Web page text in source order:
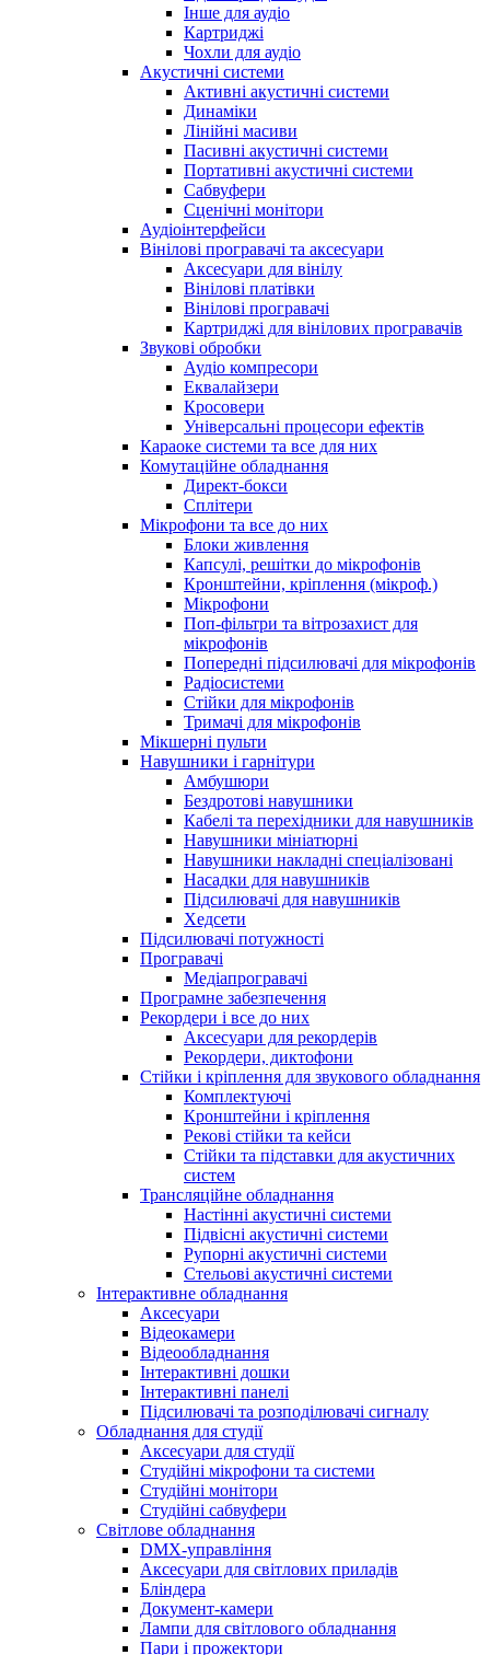
Інше для аудіо
Картриджі
Чохли для аудіо
Акустичні системи
Активні акустичні системи
Динаміки
Лінійні масиви
Пасивні акустичні системи
Портативні акустичні системи
Сабвуфери
Сценічні монітори
Аудіоінтерфейси
Вінілові програвачі та аксесуари
Аксесуари для вінілу
Вінілові платівки
Вінілові програвачі
Картриджі для вінілових програвачів
Звукові обробки
Аудіо компресори
Еквалайзери
Кросовери
Універсальні процесори ефектів
Караоке системи та все для них
Комутаційне обладнання
Директ-бокси
Сплітери
Мікрофони та все до них
Блоки живлення
Капсулі, решітки до мікрофонів
Кронштейни, кріплення (мікроф.)
Мікрофони
Поп-фільтри та вітрозахист для
мікрофонів
Попередні підсилювачі для мікрофонів
Радіосистеми
Стійки для мікрофонів
Тримачі для мікрофонів
Мікшерні пульти
Навушники і гарнітури
Амбушюри
Бездротові навушники
Кабелі та перехідники для навушників
Навушники мініатюрні
Навушники накладні спеціалізовані
Насадки для навушників
Підсилювачі для навушників
Хедсети
Підсилювачі потужності
Програвачі
Медіапрогравачі
Програмне забезпечення
Рекордери і все до них
Аксесуари для рекордерів
Рекордери, диктофони
Стійки і кріплення для звукового обладнання
Комплектуючі
Кронштейни і кріплення
Рекові стійки та кейси
Стійки та підставки для акустичних
систем
Трансляційне обладнання
Настінні акустичні системи
Підвісні акустичні системи
Рупорні акустичні системи
Стельові акустичні системи
Інтерактивне обладнання
Аксесуари
Відеокамери
Відеообладнання
Інтерактивні дошки
Інтерактивні панелі
Підсилювачі та розподілювачі сигналу
Обладнання для студії
Аксесуари для студії
Студійні мікрофони та системи
Студійні монітори
Студійні сабвуфери
Світлове обладнання
DMX-управління
Аксесуари для світлових приладів
Бліндера
Документ-камери
Лампи для світлового обладнання
Пари і прожектори